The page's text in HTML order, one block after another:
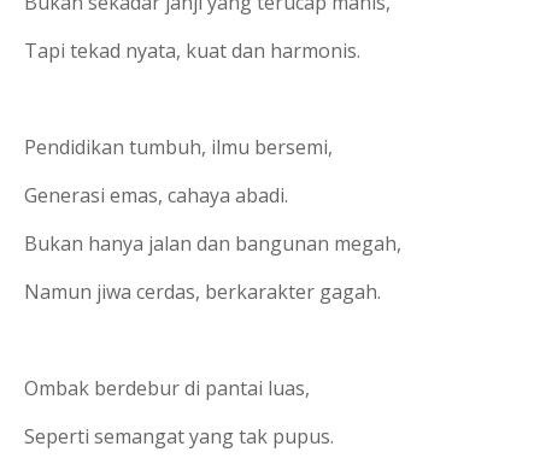
Tapi tekad nyata, kuat dan harmonis.
Pendidikan tumbuh, ilmu bersemi,
Generasi emas, cahaya abadi.
Bukan hanya jalan dan bangunan megah,
Namun jiwa cerdas, berkarakter gagah.
Ombak berdebur di pantai luas,
Seperti semangat yang tak pupus.